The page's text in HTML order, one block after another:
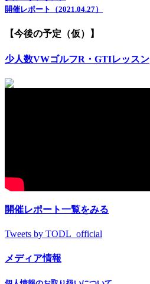
開催レポート（2021.04.27）
【今後の予定（仮）】
少人数VWゴルフR・GTIレッスン
開催レポート一覧をみる
Tweets by TODL_official
メディア情報